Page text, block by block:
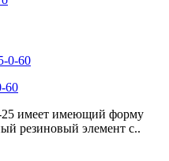
60
имеет имеющий форму
резиновый элемент с..